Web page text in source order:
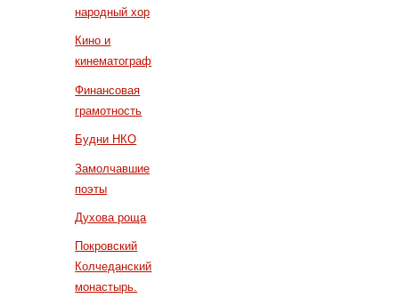
народный хор
Кино и
кинематограф
Финансовая
грамотность
Будни НКО
Замолчавшие
поэты
Духова роща
Покровский
Колчеданский
монастырь.